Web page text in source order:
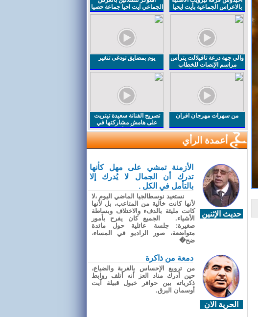
بالاعراس الجماعية بأيت ايحيا
الجماعي ايت احيا جماعة حصيا
والي جهة درعة تافيلالت يترأس
مراسم الإنصات للخطاب
الملكي السامي بمناسبة
الذكرى27 لعيد العرش المجيد
يوم بمضايق تودغى تنغير
من سهرات مهرجان افران
تصريح الفنانة سعيدة تيتريت
على هامش مشاركتها في
مهرجان افران
أعمدة الرأي
حديث الإثنين
الأزمنة تمشي على مهل كأنها
تدرك أن الجمال لا يُدرك إلا
بالتأمل في الكل .
نستعيد نوسطالجيا الماضي اليوم ،لا
لأنها كانت خالية من المتاعب، بل لأنها
كانت مليئة بالدفء والاختلاف وبساطة
الأشياء. الجميع كان يفرح بأمور
صغيرة: جلسة عائلية حول مائدة
متواضعة، صور الراديو في المساء،
ضح�
الحرية الان
دمعة من ذاكرة
من ترويع الإحساس بالغربة والضياع،
حين أدرك مناد العز أنه أتلف روابط
ذكرياته بين حوافر خيول قبيلة آيت
أوسمان البرق.